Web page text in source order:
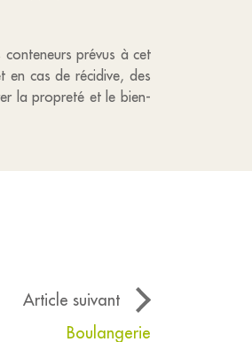
prévus à cet
en cas de récidive, des
la propreté et le bien-
Article suivant
Boulangerie